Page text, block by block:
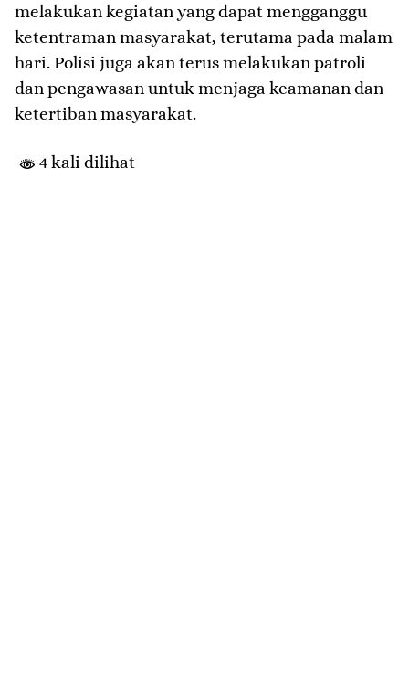
melakukan kegiatan yang dapat mengganggu
ketentraman masyarakat, terutama pada malam
hari. Polisi juga akan terus melakukan patroli
dan pengawasan untuk menjaga keamanan dan
ketertiban masyarakat.
4 kali dilihat